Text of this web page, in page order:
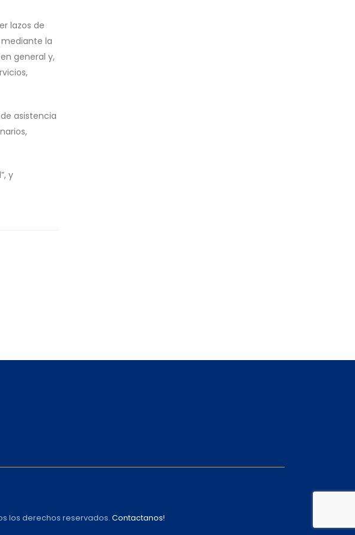
lazos de
la
general y,
asistencia
y
los derechos reservados. Contactanos!